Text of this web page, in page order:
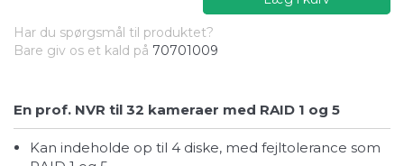
Har du spørgsmål til produktet?
Bare giv os et kald på 70701009
En prof. NVR til 32 kameraer med RAID 1 og 5
Kan indeholde op til 4 diske, med fejltolerance som